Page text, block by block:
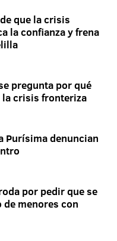
que la crisis
la confianza y frena
pregunta por qué
la crisis fronteriza
Purísima denuncian
por pedir que se
menores con